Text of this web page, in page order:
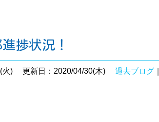
捗状況！
火) 更新日：2020/04/30(木) 過去ブログ